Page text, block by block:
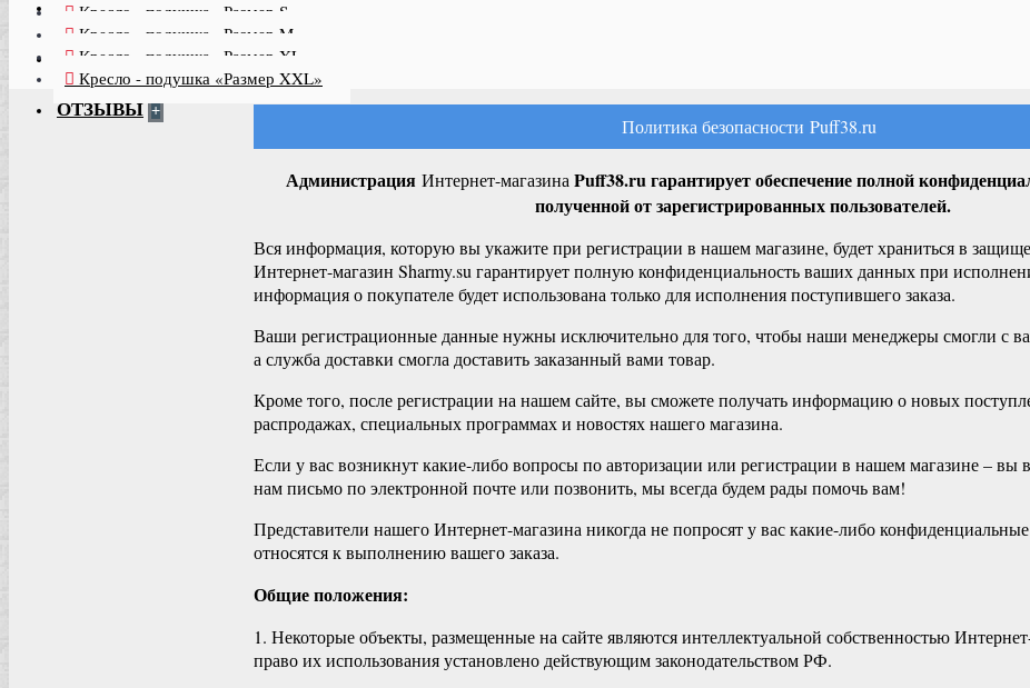
ТКАНИ
НАПОЛНИТЕЛЬ
ОТЗЫВЫ +
Кресло - подушка «Размер S»
Кресло - подушка «Размер M»
Кресло - подушка «Размер XL»
Кресло - подушка «Размер XXL»
Политика безопасности Puff38.ru
Администрация Интернет-магазинаPuff38.ruгарантирует обеспечение полной
полученной от зарегистрированных пользователей.
Вся информация, которую вы укажите при регистрации в нашем магазине, будет храниться в
Интернет-магазин Sharmy.su гарантирует полную конфиденциальность ваших данных при
информация о покупателе будет использована только для исполнения поступившего заказа.
Ваши регистрационные данные нужны исключительно для того, чтобы наши менеджеры смогли с
а служба доставки смогла доставить заказанный вами товар.
Кроме того, после регистрации на нашем сайте, вы сможете получать информацию о новых
распродажах, специальных программах и новостях нашего магазина.
Если у вас возникнут какие-либо вопросы по авторизации или регистрации в нашем магазине – вы
нам письмо по электронной почте или позвонить, мы всегда будем рады помочь вам!
Представители нашего Интернет-магазина никогда не попросят у вас какие-либо
относятся к выполнению вашего заказа.
Общие положения:
1. Некоторые объекты, размещенные на сайте являются интеллектуальной собственностью
право их использования установлено действующим законодательством РФ.